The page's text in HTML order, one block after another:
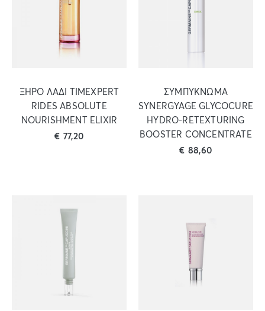
ΞΗΡΟ ΛΑΔΙ TIMEXPERT
RIDES ABSOLUTE
NOURISHMENT ELIXIR
€ 77,20
ΣΥΜΠΥΚΝΩΜΑ
SYNERGYAGE GLYCOCURE
HYDRO-RETEXTURING
BOOSTER CONCENTRATE
€ 88,60